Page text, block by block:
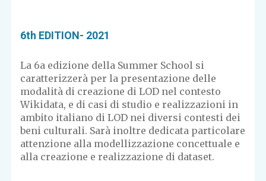
6th EDITION- 2021
La 6a edizione della Summer School si
caratterizzerà per la presentazione delle
modalità di creazione di LOD nel contesto
Wikidata, e di casi di studio e realizzazioni in
ambito italiano di LOD nei diversi contesti dei
beni culturali. Sarà inoltre dedicata particolare
attenzione alla modellizzazione concettuale e
alla creazione e realizzazione di dataset.